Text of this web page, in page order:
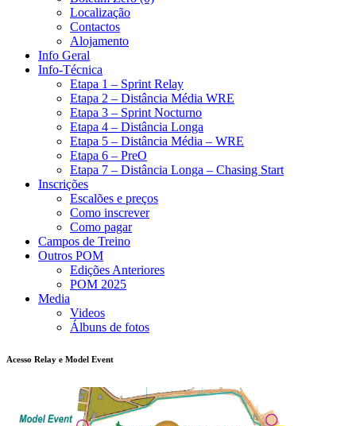
Localização
Contactos
Alojamento
Info Geral
Info-Técnica
Etapa 1 – Sprint Relay
Etapa 2 – Distância Média WRE
Etapa 3 – Sprint Nocturno
Etapa 4 – Distância Longa
Etapa 5 – Distância Média – WRE
Etapa 6 – PreO
Etapa 7 – Distância Longa – Chasing Start
Inscrições
Escalões e preços
Como inscrever
Como pagar
Campos de Treino
Outros POM
Edições Anteriores
POM 2025
Media
Videos
Álbuns de fotos
Acesso Relay e Model Event